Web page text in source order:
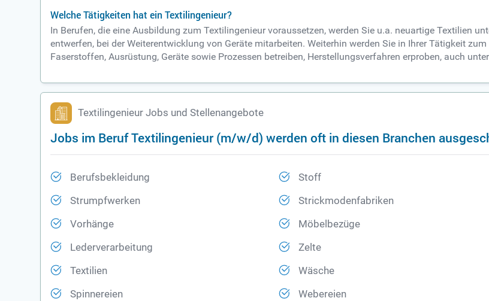
Welche Tätigkeiten hat ein Textilingenieur?
In Berufen, die eine Ausbildung zum Textilingenieur voraussetzen, werden Sie u.a. neuartige Textilien
entwerfen, bei der Weiterentwicklung von Geräte mitarbeiten. Weiterhin werden Sie in Ihrer Tätigkeit
Faserstoffen, Ausrüstung, Geräte sowie Prozessen betreiben, Herstellungsverfahren erproben, auch
Textilingenieur Jobs und Stellenangebote
Jobs im Beruf Textilingenieur (m/w/d) werden oft in diesen Branchen
Berufsbekleidung Stoff
Strumpfwerken Strickmodenfabriken
Vorhänge Möbelbezüge
Lederverarbeitung Zelte
Textilien Wäsche
Spinnereien Webereien